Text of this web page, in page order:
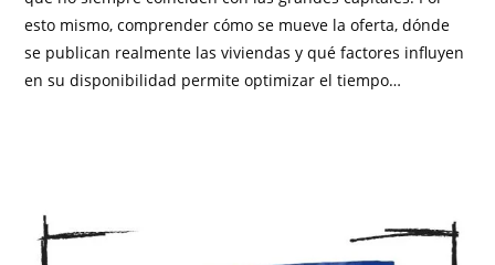
esto mismo, comprender cómo se mueve la oferta, dónde
se publican realmente las viviendas y qué factores influyen
en su disponibilidad permite optimizar el tiempo…